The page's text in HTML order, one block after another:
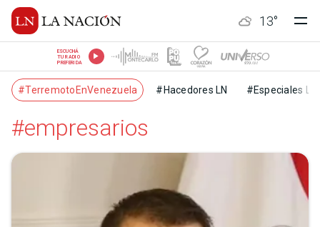
13°
ESCUCHÁ
TU RADIO
PREFERIDA
#TerremotoEnVenezuela #Hacedores LN #Especiales LN
#empresarios